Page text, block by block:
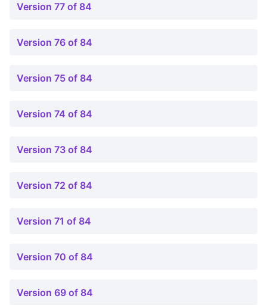
Version 77 of 84
Version 76 of 84
Version 75 of 84
Version 74 of 84
Version 73 of 84
Version 72 of 84
Version 71 of 84
Version 70 of 84
Version 69 of 84